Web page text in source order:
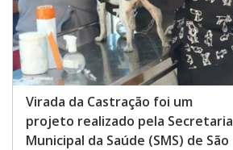
Virada da Castração foi um
projeto realizado pela Secretaria
Municipal da Saúde (SMS) de São